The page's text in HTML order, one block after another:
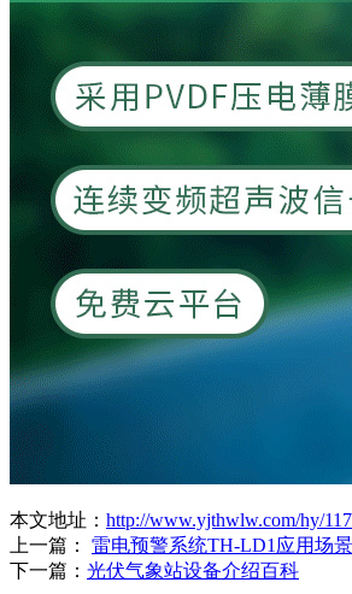
本文地址： http://www.yjthwlw.com/hy/
上一篇： 雷电预警系统TH-LD1应用场景
下一篇： 光伏气象站设备​介绍百科